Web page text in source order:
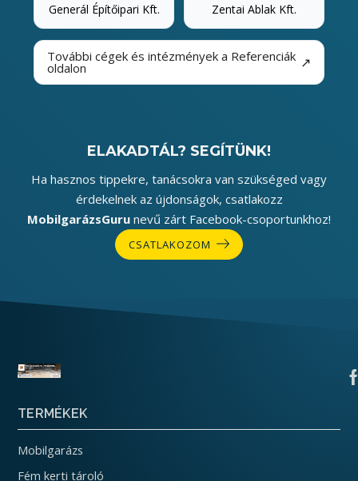
Generál Építőipari Kft. Zentai Ablak Kft.
További cégek és intézmények a Referenciák
oldalon ↗
ELAKADTÁL? SEGÍTÜNK!
Ha hasznos tippekre, tanácsokra van szükséged vagy
érdekelnek az újdonságok, csatlakozz
MobilgarázsGuru nevű zárt Facebook-csoportunkhoz!
CSATLAKOZOM
TERMÉKEK
Mobilgarázs
Fém kerti tároló